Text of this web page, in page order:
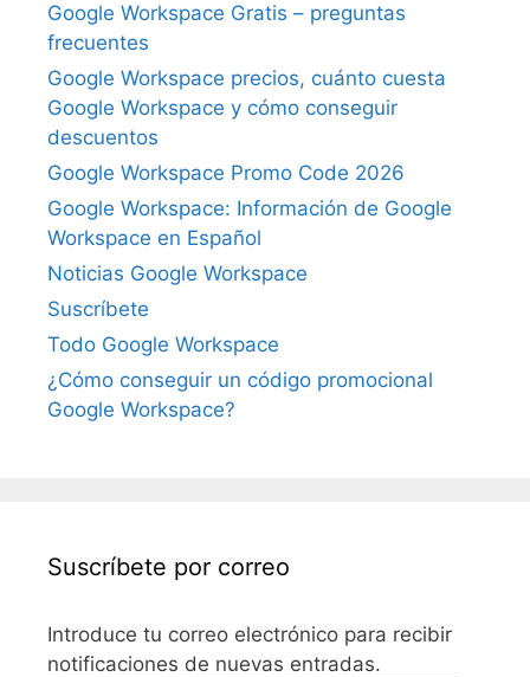
Google Workspace Gratis – preguntas
frecuentes
Google Workspace precios, cuánto cuesta
Google Workspace y cómo conseguir
descuentos
Google Workspace Promo Code 2026
Google Workspace: Información de Google
Workspace en Español
Noticias Google Workspace
Suscríbete
Todo Google Workspace
¿Cómo conseguir un código promocional
Google Workspace?
Suscríbete por correo
Introduce tu correo electrónico para recibir
notificaciones de nuevas entradas.